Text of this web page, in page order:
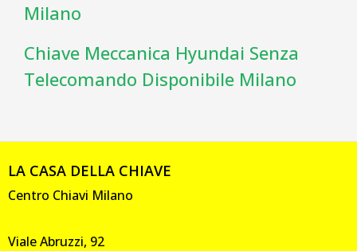
Milano
Chiave Meccanica Hyundai Senza
Telecomando Disponibile Milano
LA CASA DELLA CHIAVE
Centro Chiavi Milano
Viale Abruzzi, 92